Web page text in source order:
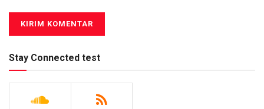
Stay Connected test